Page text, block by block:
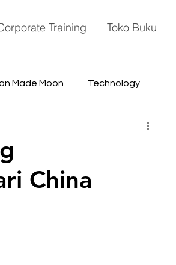
Training Toko Buku
Made Moon Technology
China